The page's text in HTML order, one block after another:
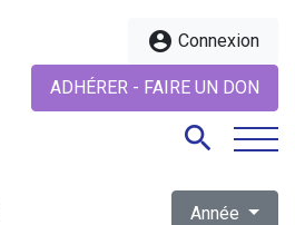
account_circle Connexion
ADHÉRER - FAIRE UN DON
search
Année